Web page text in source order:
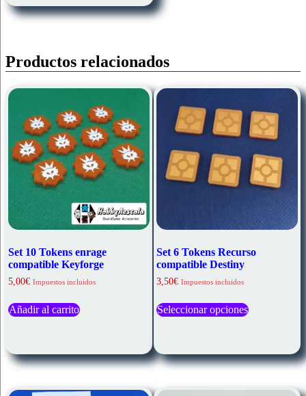
Productos relacionados
Set 10 Tokens enrage
compatible Keyforge
5,00€ Impuestos incluidos
Añadir al carrito
Set 6 Tokens Recurso
compatible Destiny
3,50€ Impuestos incluidos
Seleccionar opcionesproducto
Las
opciones